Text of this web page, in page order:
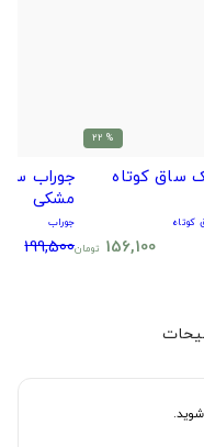
% 22
ساق کوتاه
کوتاه
156,100 تومان
جوراب
مشکی
جوراب
199,500
شوید.